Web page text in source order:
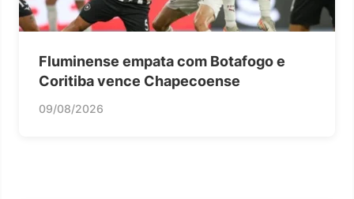
Fluminense empata com Botafogo e
Coritiba vence Chapecoense
09/08/2026